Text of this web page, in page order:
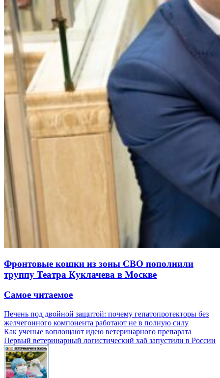
Фронтовые кошки из зоны СВО пополнили
труппу Театра Куклачева в Москве
Самое читаемое
Печень под двойной защитой: почему гепатопротекторы без
желчегонного компонента работают не в полную силу
Как ученые воплощают идею ветеринарного препарата
Первый ветеринарный логистический хаб запустили в России